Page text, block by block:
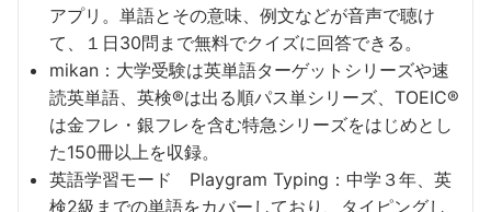
アプリ。単語とその意味、例文などが音声で聴け
て、１日30問まで無料でクイズに回答できる。
mikan：大学受験は英単語ターゲットシリーズや速
読英単語、英検®︎は出る順パス単シリーズ、TOEIC®︎
は金フレ・銀フレを含む特急シリーズをはじめとし
た150冊以上を収録。
英語学習モード Playgram Typing：中学３年、英
検2級までの単語をカバーしており、タイピングし